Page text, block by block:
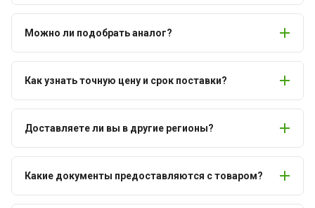
Можно ли подобрать аналог?
Как узнать точную цену и срок поставки?
Доставляете ли вы в другие регионы?
Какие документы предоставляются с товаром?